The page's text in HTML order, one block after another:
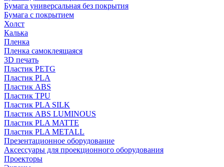
Бумага универсальная без покрытия
Бумага с покрытием
Холст
Калька
Пленка
Пленка самоклеящаяся
3D печать
Пластик PETG
Пластик PLA
Пластик ABS
Пластик TPU
Пластик PLA SILK
Пластик ABS LUMINOUS
Пластик PLA MATTE
Пластик PLA METALL
Презентационное оборудование
Аксессуары для проекционного оборудования
Проекторы